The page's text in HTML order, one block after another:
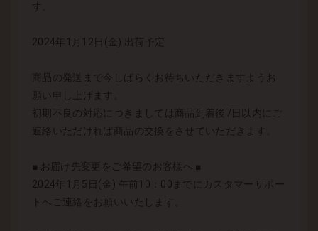
す。
2024年1月12日(金) 出荷予定
商品の発送まで今しばらくお待ちいただきますようお
願い申し上げます。
初期不良の対応につきましては商品到着後7日以内にご
連絡いただければ商品の交換をさせていただきます。
■ お届け先変更をご希望のお客様へ ■
2024年1月5日(金) 午前10：00までにカスタマーサポー
トへご連絡をお願いいたします。